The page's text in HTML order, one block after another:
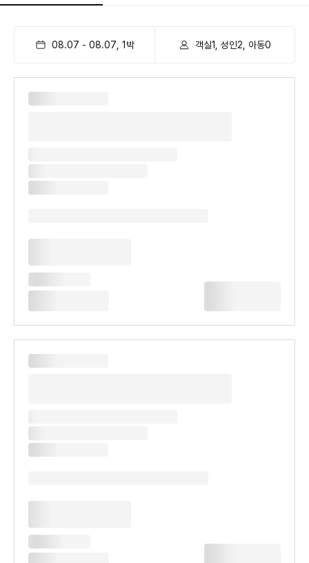
08.07 - 08.07 1 박 객실1, 성인2, 아동0